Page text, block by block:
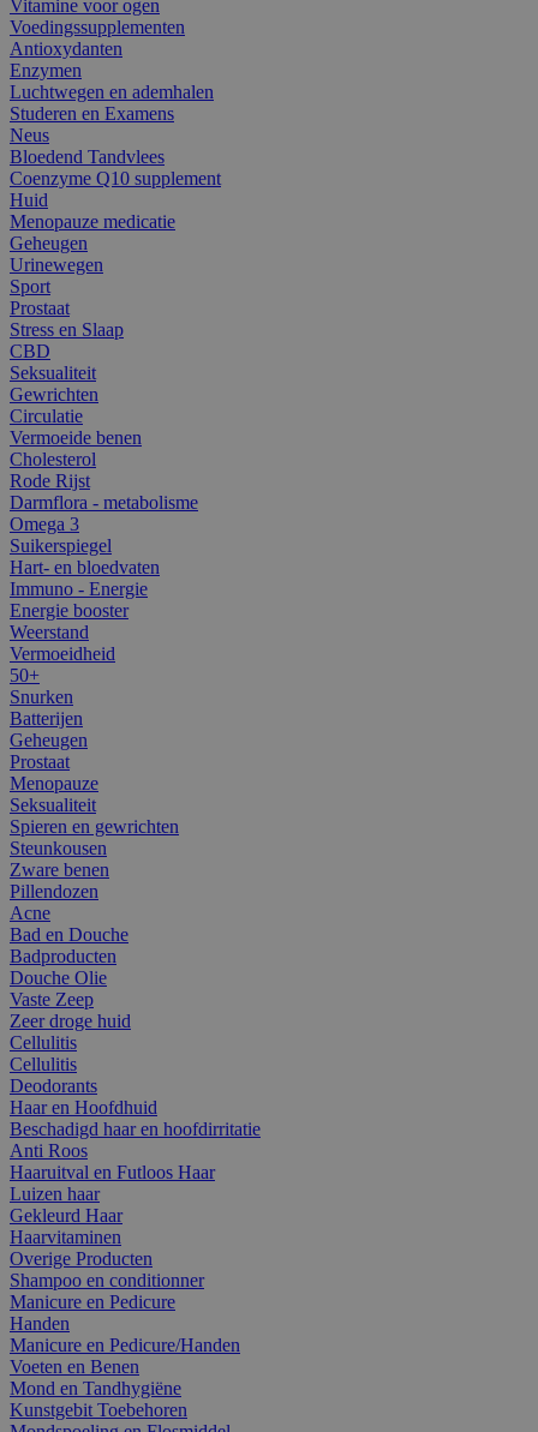
Vitamine voor ogen
Voedingssupplementen
Antioxydanten
Enzymen
Luchtwegen en ademhalen
Studeren en Examens
Neus
Bloedend Tandvlees
Coenzyme Q10 supplement
Huid
Menopauze medicatie
Geheugen
Urinewegen
Sport
Prostaat
Stress en Slaap
CBD
Seksualiteit
Gewrichten
Circulatie
Vermoeide benen
Cholesterol
Rode Rijst
Darmflora - metabolisme
Omega 3
Suikerspiegel
Hart- en bloedvaten
Immuno - Energie
Energie booster
Weerstand
Vermoeidheid
50+
Snurken
Batterijen
Geheugen
Prostaat
Menopauze
Seksualiteit
Spieren en gewrichten
Steunkousen
Zware benen
Pillendozen
Acne
Bad en Douche
Badproducten
Douche Olie
Vaste Zeep
Zeer droge huid
Cellulitis
Cellulitis
Deodorants
Haar en Hoofdhuid
Beschadigd haar en hoofdirritatie
Anti Roos
Haaruitval en Futloos Haar
Luizen haar
Gekleurd Haar
Haarvitaminen
Overige Producten
Shampoo en conditionner
Manicure en Pedicure
Handen
Manicure en Pedicure/Handen
Voeten en Benen
Mond en Tandhygiëne
Kunstgebit Toebehoren